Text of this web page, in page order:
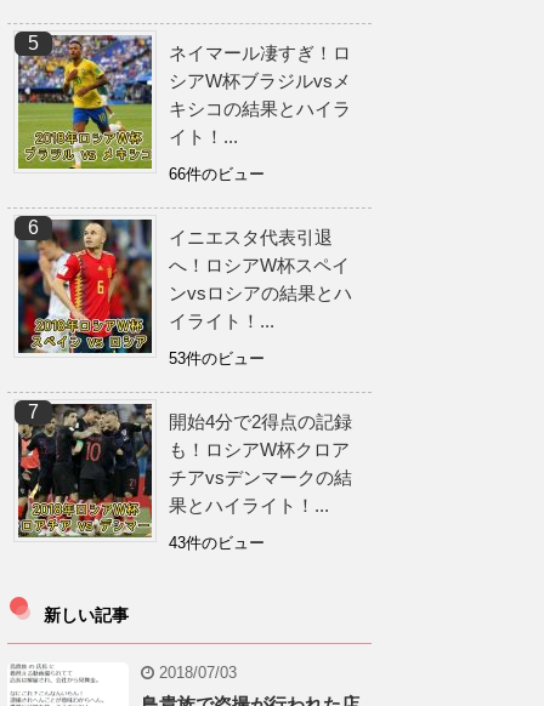
ネイマール凄すぎ！ロ
シアW杯ブラジルvsメ
キシコの結果とハイラ
イト！...
66件のビュー
イニエスタ代表引退
へ！ロシアW杯スペイ
ンvsロシアの結果とハ
イライト！...
53件のビュー
開始4分で2得点の記録
も！ロシアW杯クロア
チアvsデンマークの結
果とハイライト！...
43件のビュー
新しい記事
2018/07/03